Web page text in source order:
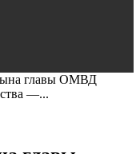
главы ОМВД
—...